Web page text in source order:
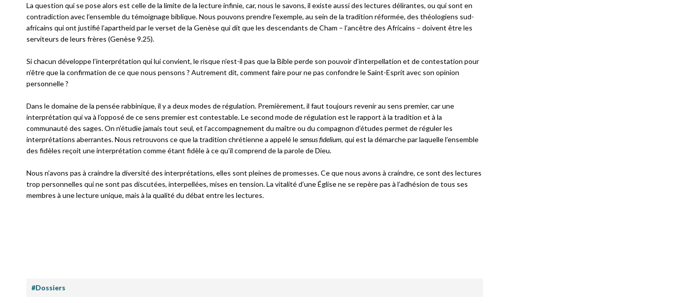
La question qui se pose alors est celle de la limite de la lecture infinie, car, nous le savons, il existe aussi des lectures délirantes, ou qui sont en
contradiction avec l’ensemble du témoignage biblique. Nous pouvons prendre l’exemple, au sein de la tradition réformée, des théologiens sud-
africains qui ont justifié l’apartheid par le verset de la Genèse qui dit que les descendants de Cham – l’ancêtre des Africains – doivent être les
serviteurs de leurs frères (Genèse 9.25).
Si chacun développe l’interprétation qui lui convient, le risque n’est-il pas que la Bible perde son pouvoir d’interpellation et de contestation pour
n’être que la confirmation de ce que nous pensons ? Autrement dit, comment faire pour ne pas confondre le Saint-Esprit avec son opinion
personnelle ?
Dans le domaine de la pensée rabbinique, il y a deux modes de régulation. Premièrement, il faut toujours revenir au sens premier, car une
interprétation qui va à l’opposé de ce sens premier est contestable. Le second mode de régulation est le rapport à la tradition et à la
communauté des sages. On n’étudie jamais tout seul, et l’accompagnement du maître ou du compagnon d’études permet de réguler les
interprétations aberrantes. Nous retrouvons ce que la tradition chrétienne a appelé lesensus fidelium, qui est la démarche par laquelle l’ensemble
des fidèles reçoit une interprétation comme étant fidèle à ce qu’il comprend de la parole de Dieu.
Nous n’avons pas à craindre la diversité des interprétations, elles sont pleines de promesses. Ce que nous avons à craindre, ce sont des lectures
trop personnelles qui ne sont pas discutées, interpellées, mises en tension. La vitalité d’une Église ne se repère pas à l’adhésion de tous ses
membres à une lecture unique, mais à la qualité du débat entre les lectures.
#Dossiers